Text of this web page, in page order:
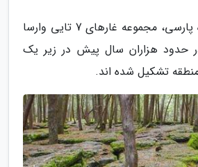
به گزارش نوای پرنده پارسی، مجموعه غارهای 7 تایی وارسا
در حدود هزاران سال پیش در زیر یک
تشکیل شده اند.